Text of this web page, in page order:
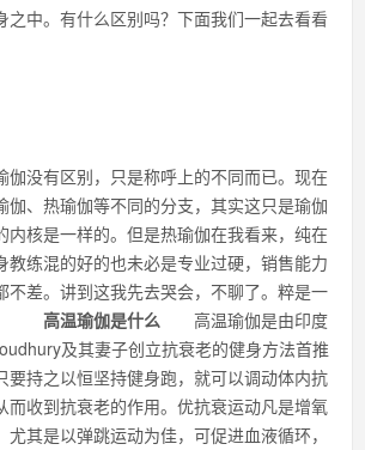
之中。有什么区别吗？下面我们一起去看看
没有区别，只是称呼上的不同而已。现在
伽、热瑜伽等不同的分支，其实这只是瑜伽
内核是一样的。但是热瑜伽在我看来，纯在
教练混的好的也未必是专业过硬，销售能力
不差。讲到这我先去哭会，不聊了。粹是一
。 高温瑜伽是什么 高温瑜伽是由印度
及其妻子创立抗衰老的健身方法首推
要持之以恒坚持健身跑，就可以调动体内抗
而收到抗衰老的作用。优抗衰运动凡是增氧
其是以弹跳运动为佳，可促进血液循环，